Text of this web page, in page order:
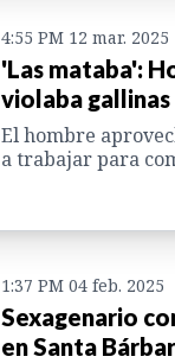
4:55 PM 12 mar. 2025
'Las mataba':
violaba gallinas
El hombre
a trabajar para
1:37 PM 04 feb. 2025
Sexagenario
en Santa